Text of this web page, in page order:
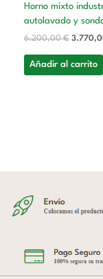
Horno mixto
autolavado y
6.200,00€
Añadir al carrito